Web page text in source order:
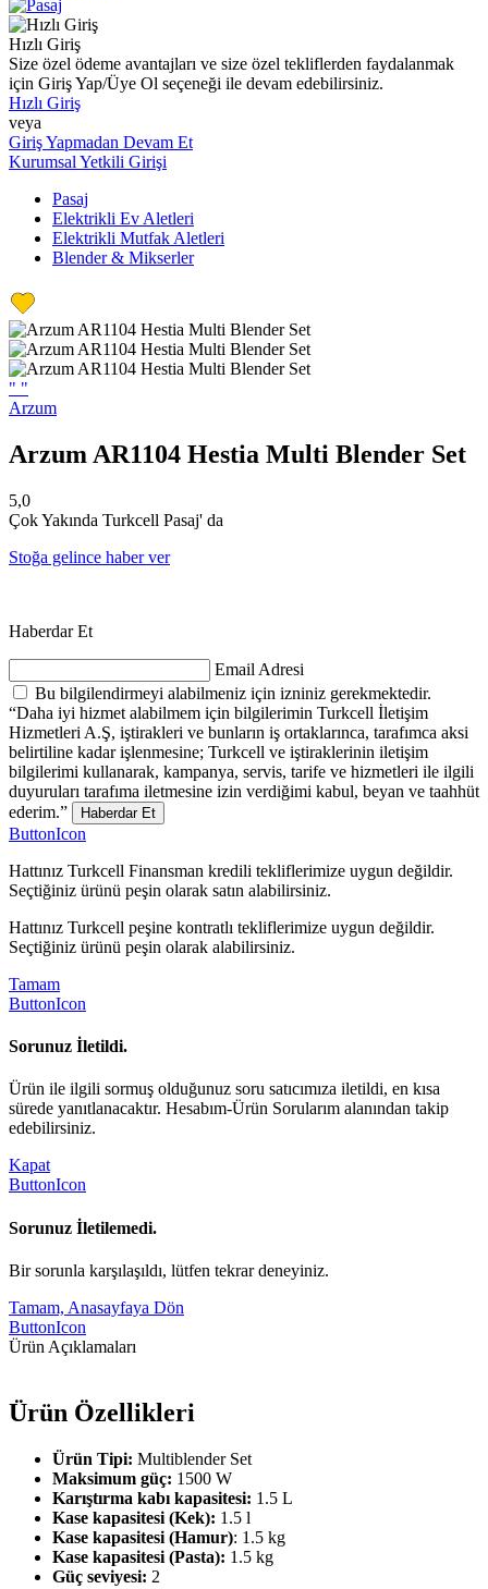
Hızlı Giriş
Size özel ödeme avantajları ve size özel tekliflerden faydalanmak
için Giriş Yap/Üye Ol seçeneği ile devam edebilirsiniz.
Hızlı Giriş
veya
Giriş Yapmadan Devam Et
Kurumsal Yetkili Girişi
Pasaj
Elektrikli Ev Aletleri
Elektrikli Mutfak Aletleri
Blender & Mikserler
" "
Arzum
Arzum AR1104 Hestia Multi Blender Set
5,0
Çok Yakında Turkcell Pasaj' da
Stoğa gelince haber ver
Haberdar Et
Email Adresi
Bu bilgilendirmeyi alabilmeniz için izniniz gerekmektedir.
“Daha iyi hizmet alabilmem için bilgilerimin Turkcell İletişim
Hizmetleri A.Ş, iştirakleri ve bunların iş ortaklarınca, tarafımca aksi
belirtiline kadar işlenmesine; Turkcell ve iştiraklerinin iletişim
bilgilerimi kullanarak, kampanya, servis, tarife ve hizmetleri ile ilgili
duyuruları tarafıma iletmesine izin verdiğimi kabul, beyan ve taahhüt
ederim.”
Haberdar Et
ButtonIcon
Hattınız Turkcell Finansman kredili tekliflerimize uygun değildir.
Seçtiğiniz ürünü peşin olarak satın alabilirsiniz.
Hattınız Turkcell peşine kontratlı tekliflerimize uygun değildir.
Seçtiğiniz ürünü peşin olarak alabilirsiniz.
Tamam
ButtonIcon
Sorunuz İletildi.
Ürün ile ilgili sormuş olduğunuz soru satıcımıza iletildi, en kısa
sürede yanıtlanacaktır. Hesabım-Ürün Sorularım alanından takip
edebilirsiniz.
Kapat
ButtonIcon
Sorunuz İletilemedi.
Bir sorunla karşılaşıldı, lütfen tekrar deneyiniz.
Tamam, Anasayfaya Dön
ButtonIcon
Ürün Açıklamaları
Ürün Özellikleri
Ürün Tipi: Multiblender Set
Maksimum güç: 1500 W
Karıştırma kabı kapasitesi: 1.5 L
Kase kapasitesi (Kek): 1.5 l
Kase kapasitesi (Hamur): 1.5 kg
Kase kapasitesi (Pasta): 1.5 kg
Güç seviyesi: 2